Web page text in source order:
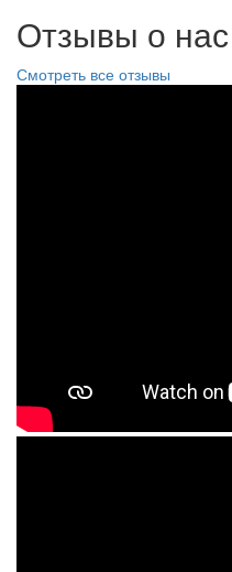
Отзывы о нас
Смотреть все отзывы